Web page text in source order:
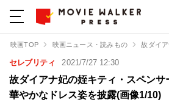
映画TOP 映画ニュース・読みもの 故ダイ
セレブリティ 2021/7/27 12:30
故ダイアナ妃の姪キティ・スペンサ
華やかなドレス姿を披露(画像1/10)